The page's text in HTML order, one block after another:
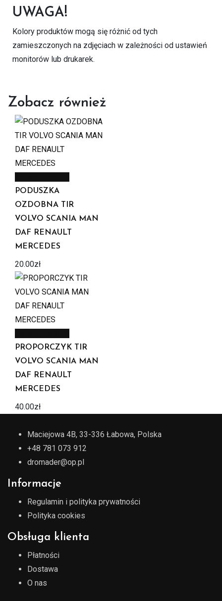
UWAGA!
Kolory produktów mogą się różnić od tych
zamieszczonych na zdjęciach w zależności od ustawień
monitorów lub drukarek.
Zobacz również
PODUSZKA
OZDOBNA TIR
VOLVO SCANIA MAN
DAF RENAULT
MERCEDES
20.00zł
PROPORCZYK TIR
VOLVO SCANIA MAN
DAF RENAULT
MERCEDES
40.00zł
Maciejowa 4B, 33-336 Łabowa, Polska
+48 781 073 912
dromader@op.pl
Informacje
Regulamin i polityka prywatności
Polityka cookies
Obsługa klienta
Płatności
Dostawa
O nas